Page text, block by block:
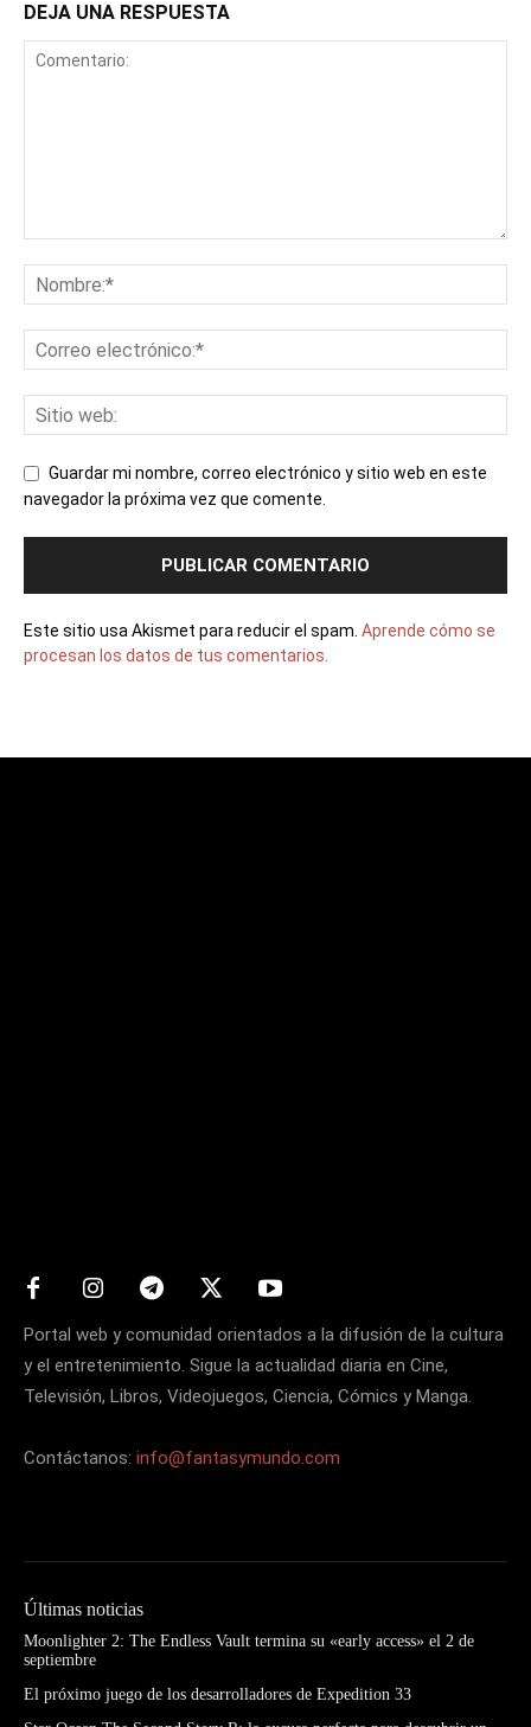
DEJA UNA RESPUESTA
Guardar mi nombre, correo electrónico y sitio web en este
navegador la próxima vez que comente.
Este sitio usa Akismet para reducir el spam. Aprende cómo se
procesan los datos de tus comentarios.
Portal web y comunidad orientados a la difusión de la cultura
y el entretenimiento. Sigue la actualidad diaria en Cine,
Televisión, Libros, Videojuegos, Ciencia, Cómics y Manga.
Contáctanos: info@fantasymundo.com
Últimas noticias
Moonlighter 2: The Endless Vault termina su «early access» el 2 de
septiembre
El próximo juego de los desarrolladores de Expedition 33